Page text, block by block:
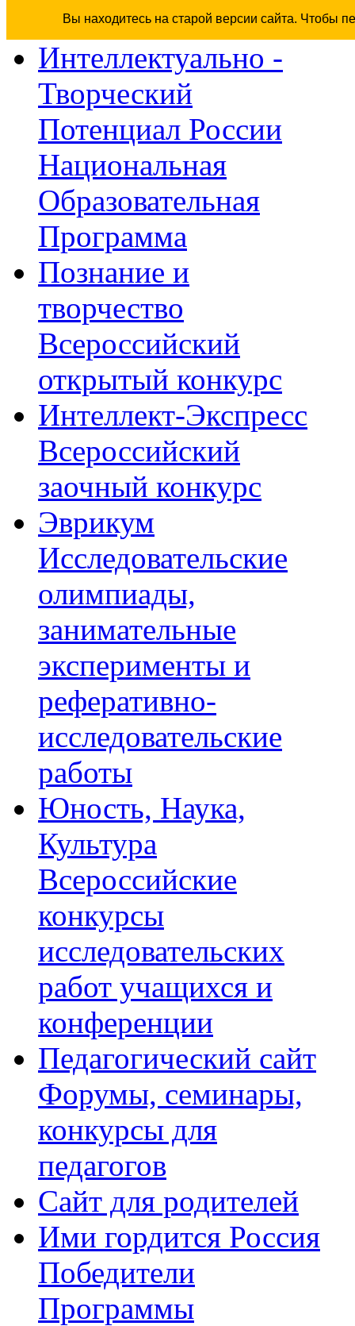
Вы находитесь на старой версии сайта. Чтобы
Интеллектуально -
Творческий
Потенциал России
Национальная
Образовательная
Программа
Познание и
творчество
Всероссийский
открытый конкурс
Интеллект-Экспресс
Всероссийский
заочный конкурс
Эврикум
Исследовательские
олимпиады,
занимательные
эксперименты и
реферативно-
исследовательские
работы
Юность, Наука,
Культура
Всероссийские
конкурсы
исследовательских
работ учащихся и
конференции
Педагогический сайт
Форумы, семинары,
конкурсы для
педагогов
Сайт для родителей
Ими гордится Россия
Победители
Программы